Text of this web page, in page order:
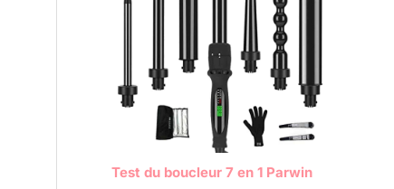
Test du boucleur 7 en 1 Parwin